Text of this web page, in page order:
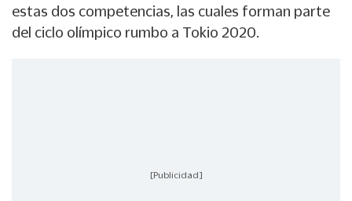
estas dos competencias, las cuales forman parte
del ciclo olímpico rumbo a Tokio 2020.
[Publicidad]